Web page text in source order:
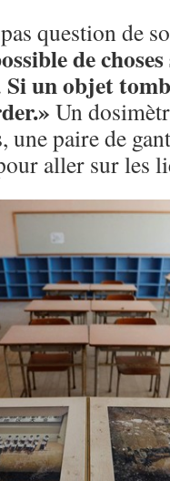
question de
de
Si un objet
» Un
paire de
aller sur les